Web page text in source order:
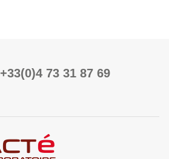
+33(0)4 73 31 87 69